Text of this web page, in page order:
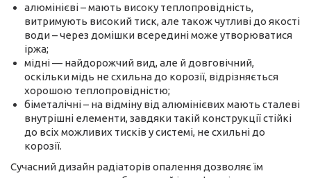
алюмінієві – мають високу теплопровідність,
витримують високий тиск, але також чутливі до якості
води – через домішки всередині може утворюватися
іржа;
мідні — найдорожчий вид, але й довговічний,
оскільки мідь не схильна до корозії, відрізняється
хорошою теплопровідністю;
біметалічні – на відміну від алюмінієвих мають сталеві
внутрішні елементи, завдяки такій конструкції стійкі
до всіх можливих тисків у системі, не схильні до
корозії.
Сучасний дизайн радіаторів опалення дозволяє їм